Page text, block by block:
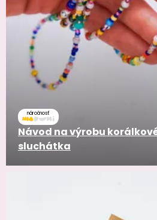
náročnosť
Návod na výrobu
sluchátka